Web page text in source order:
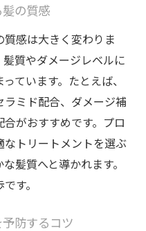
日常習慣の見直し方
すめトリートメント
ア方法の選び方
ートメントの悩み相
ケアのポイント
差がつく美しさ
ラブル対策の実践法
洗浄方法のコツ
髪の質感
質感は大きく変わりま
質やダメージレベルに
ています。たとえば、
ミド配合、ダメージ補
がおすすめです。プロ
トリートメントを選ぶ
髪質へと導かれます。
す。
防するコツ